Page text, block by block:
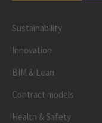
Sustainability
Innovation
BIM & Lean
Contract models
Health & Safety